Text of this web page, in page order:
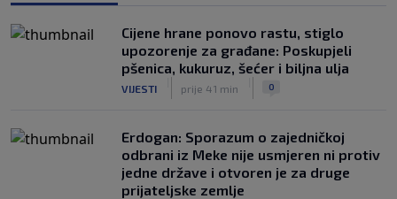
u bikiniju (FOTO+VIDEO)
OSTALI SPORTOVI
|
prije 2 h
| 0
Cijene hrane ponovo rastu, stiglo
upozorenje za građane: Poskupjeli
pšenica, kukuruz, šećer i biljna ulja
VIJESTI prije 41 min 0
Erdogan: Sporazum o zajedničkoj
odbrani iz Meke nije usmjeren ni protiv
jedne države i otvoren je za druge
prijateljske zemlje